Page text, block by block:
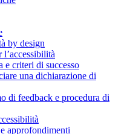
by design
e criteri di successo
una dichiarazione di
di feedback e procedura di
approfondimenti